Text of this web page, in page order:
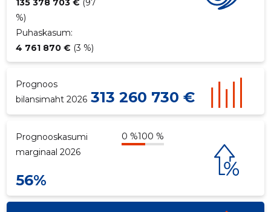
135 378 703 € (97
%)
Puhaskasum:
4 761 870 € (3 %)
Prognoos
bilansimaht 2026 313 260 730 €
Prognooskasumi
marginaal 2026
0 %100 %
56%